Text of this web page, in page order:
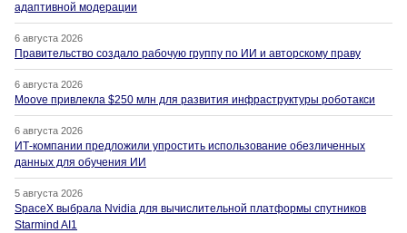
адаптивной модерации
6 августа 2026
Правительство создало рабочую группу по ИИ и авторскому праву
6 августа 2026
Moove привлекла $250 млн для развития инфраструктуры роботакси
6 августа 2026
ИТ-компании предложили упростить использование обезличенных
данных для обучения ИИ
5 августа 2026
SpaceX выбрала Nvidia для вычислительной платформы спутников
Starmind AI1